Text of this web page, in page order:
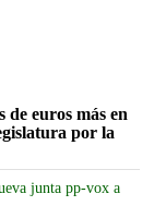
de euros más en
por la